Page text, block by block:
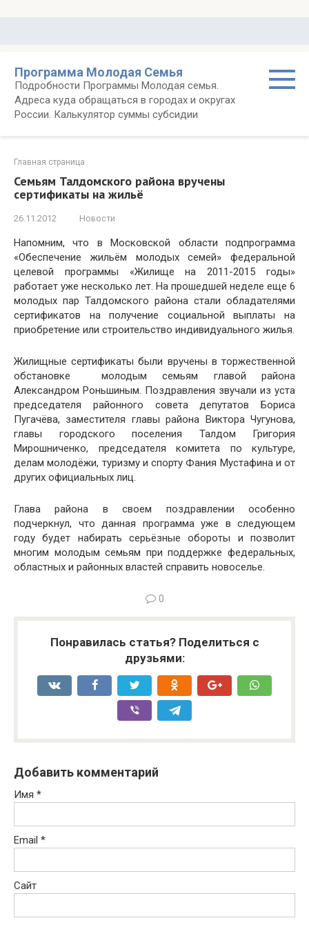
Программа Молодая Семья
Подробности Программы Молодая семья.
Адреса куда обращаться в городах и округах
России. Калькулятор суммы субсидии
Главная страница
Семьям Талдомского района вручены
сертификаты на жильё
26.11.2012 Новости
Напомним, что в Московской области подпрограмма
«Обеспечение жильём молодых семей» федеральной
целевой программы «Жилище на 2011-2015 годы»
работает уже несколько лет. На прошедшей неделе еще 6
молодых пар Талдомского района стали обладателями
сертификатов на получение социальной выплаты на
приобретение или строительство индивидуального жилья.
Жилищные сертификаты были вручены в торжественной
обстановке молодым семьям главой района
Александром Роньшиным. Поздравления звучали из уста
председателя районного совета депутатов Бориса
Пугачёва, заместителя главы района Виктора Чугунова,
главы городского поселения Талдом Григория
Мирошниченко, председателя комитета по культуре,
делам молодёжи, туризму и спорту Фания Мустафина и от
других официальных лиц.
Глава района в своем поздравлении особенно
подчеркнул, что данная программа уже в следующем
году будет набирать серьёзные обороты и позволит
многим молодым семьям при поддержке федеральных,
областных и районных властей справить новоселье.
0
Понравилась статья? Поделиться с
друзьями:
Добавить комментарий
Имя *
Email *
Сайт